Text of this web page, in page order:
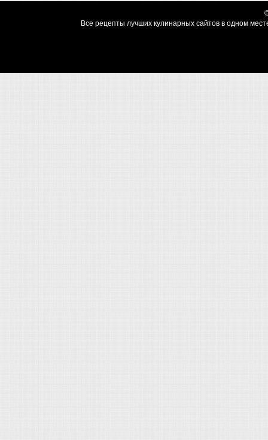
Все рецепты лучших кулинарных сайтов в одном